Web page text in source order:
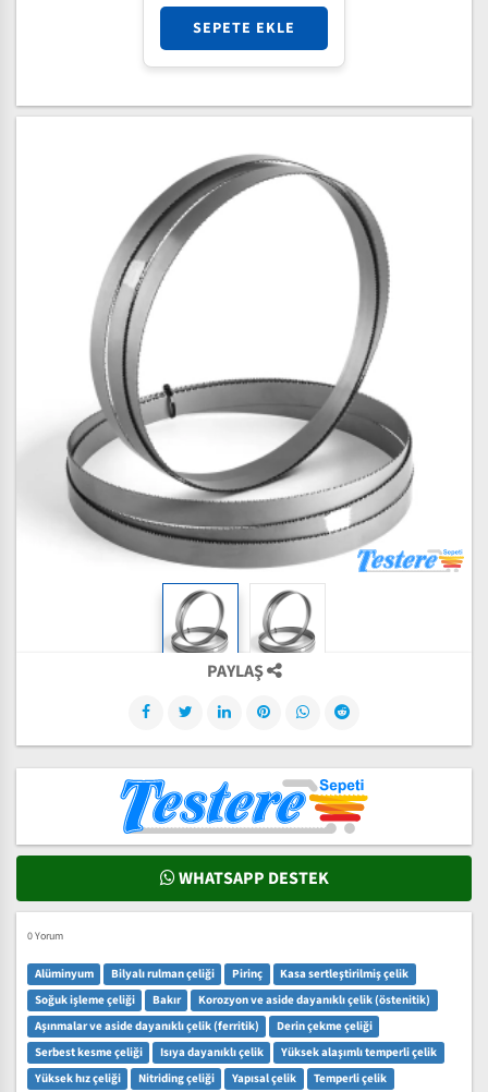
SEPETE EKLE
PAYLAŞ
WHATSAPP DESTEK
0 Yorum
Alüminyum Bilyalı rulman çeliği Pirinç
Kasa sertleştirilmiş çelik
Soğuk işleme çeliği
Bakır
Korozyon ve aside dayanıklı çelik (östenitik)
Aşınmalar ve aside dayanıklı çelik (ferritik)
Derin çekme çeliği
Serbest kesme çeliği
Isıya dayanıklı çelik
Yüksek alaşımlı temperli çelik
Yüksek hız çeliği
Nitriding çeliği Yapısal çelik Temperli çelik